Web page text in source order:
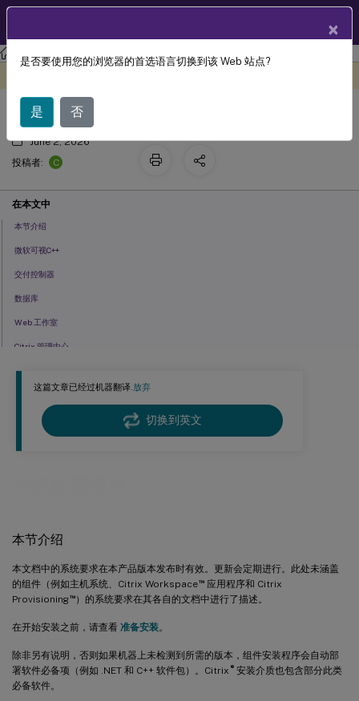
这篇文章已经过机器翻译.放弃
切换到英文
本节介绍
本文档中的系统要求在本产品版本发布时有效。更新会定期进行。此处未涵盖
的组件（例如主机系统、Citrix Workspace™应用程序和 Citrix
Provisioning™）的系统要求在其各自的文档中进行了描述。
在开始安装之前，请查看 准备安装。
除非另有说明，否则如果机器上未检测到所需的版本，组件安装程序会自动部
署软件必备项（例如 .NET 和 C++ 软件包）。Citrix ®安装介质也包含部分此类
必备软件。
系统配置要求
June 2, 2026
投稿者:
C
在本文中
本节介绍
微软可视C++
交付控制器
数据库
Web 工作室
Citrix 管理中心
适用于单会话操作系统的虚拟投递代理 (VDA)
适用于多会话操作系统的虚拟投递代理 (VDA)
主机/虚拟化资源
×
是否要使用您的浏览器的首选语言切换到该 Web 站点?
是 否